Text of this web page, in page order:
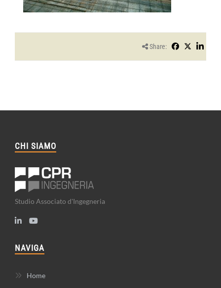
Share:
CHI SIAMO
Studio Associato d'Ingegneria
NAVIGA
Home